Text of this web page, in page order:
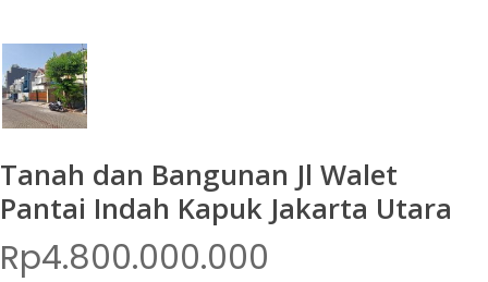
Tanah dan Bangunan Jl Walet
Pantai Indah Kapuk Jakarta Utara
Rp4.800.000.000